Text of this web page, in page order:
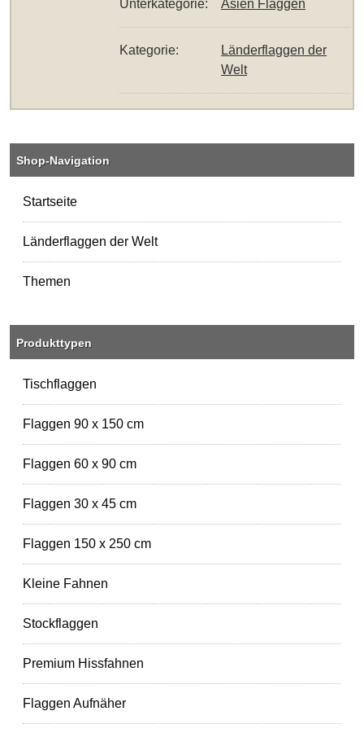
Unterkategorie: Asien Flaggen
Kategorie:
Länderflaggen der
Welt
Shop-Navigation
Startseite
Länderflaggen der Welt
Themen
Produkttypen
Tischflaggen
Flaggen 90 x 150 cm
Flaggen 60 x 90 cm
Flaggen 30 x 45 cm
Flaggen 150 x 250 cm
Kleine Fahnen
Stockflaggen
Premium Hissfahnen
Flaggen Aufnäher